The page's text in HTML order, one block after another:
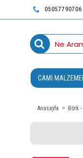
05057790706
CAMI
Anasayfa Börk -